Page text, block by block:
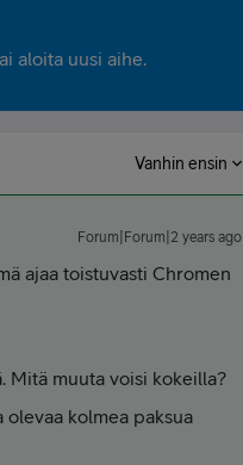
aloita uusi aihe.
Vanhin ensin
Forum|Forum|2 years ago
ajaa toistuvasti Chromen
Mitä muuta voisi kokeilla?
olevaa kolmea paksua